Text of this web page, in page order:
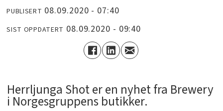
PUBLISERT 08.09.2020 - 07:40
SIST OPPDATERT 08.09.2020 - 09:40
Herrljunga Shot er en nyhet fra Brewery
i Norgesgruppens butikker.